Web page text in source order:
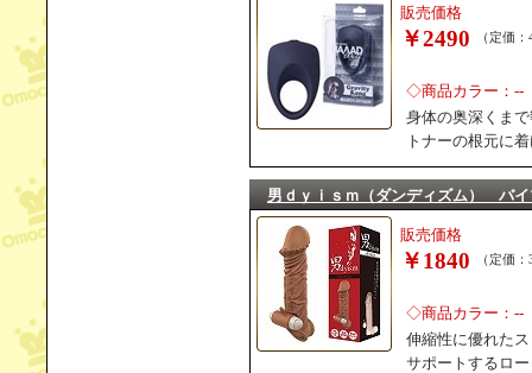
販売価格
￥2490 （定価
◇商品カラー：--
身体の奥深くま
トナーの根元に
男ｄｙｉｓｍ（ダンディズム） バイ
販売価格
￥1840 （定価
◇商品カラー：--
伸縮性に優れた
サポートするロ